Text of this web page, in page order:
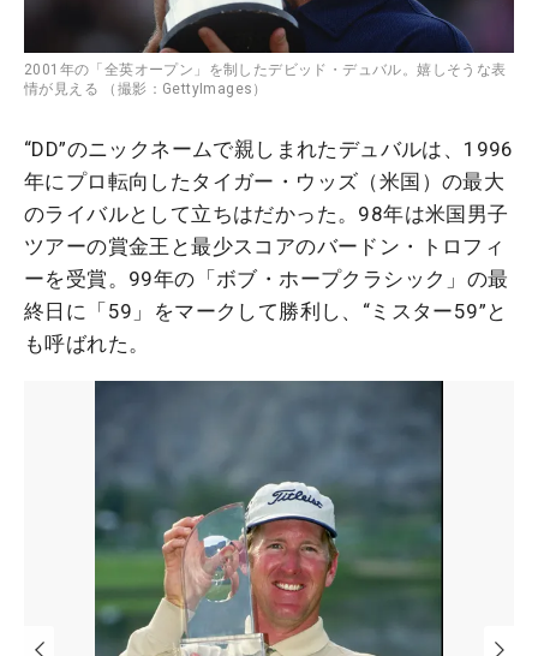
2001年の「全英オープン」を制したデビッド・デュバル。嬉しそうな表
情が見える （撮影：GettyImages）
“DD”のニックネームで親しまれたデュバルは、1996
年にプロ転向したタイガー・ウッズ（米国）の最大
のライバルとして立ちはだかった。98年は米国男子
ツアーの賞金王と最少スコアのバードン・トロフィ
ーを受賞。99年の「ボブ・ホープクラシック」の最
終日に「59」をマークして勝利し、“ミスター59”と
も呼ばれた。